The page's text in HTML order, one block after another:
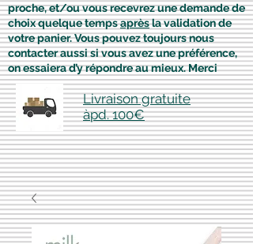
proche, et/ou vous recevrez une demande de
choix quelque tempsaprèsla validation de
votre panier. Vous pouvez toujours nous
contacter aussi si vous avez une préférence,
on essaiera d’y répondre au mieux. Merci
Livraison gratuite
àpd. 100€